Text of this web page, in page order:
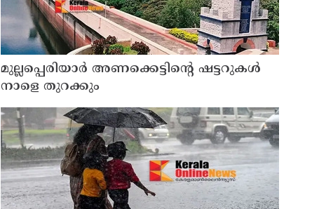
മുല്ലപ്പെരിയാർ അണക്കെട്ടിന്റെ ഷട്ടറുകൾ
നാളെ തുറക്കും